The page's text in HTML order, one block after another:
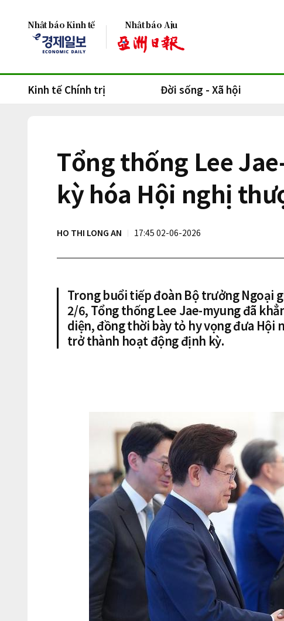
Nhật báo Kinh tế Nhật báo Aju
Kinh tế Chính trị Đời sống - Xã hội
Tổng thống Lee
kỳ hóa Hội nghị
HO THI LONG AN 17:45 02-06-2026
Trong buổi tiếp đoàn Bộ trưởng Ngoại
2/6, Tổng thống Lee Jae-myung đã
diện, đồng thời bày tỏ hy vọng đưa Hội
trở thành hoạt động định kỳ.